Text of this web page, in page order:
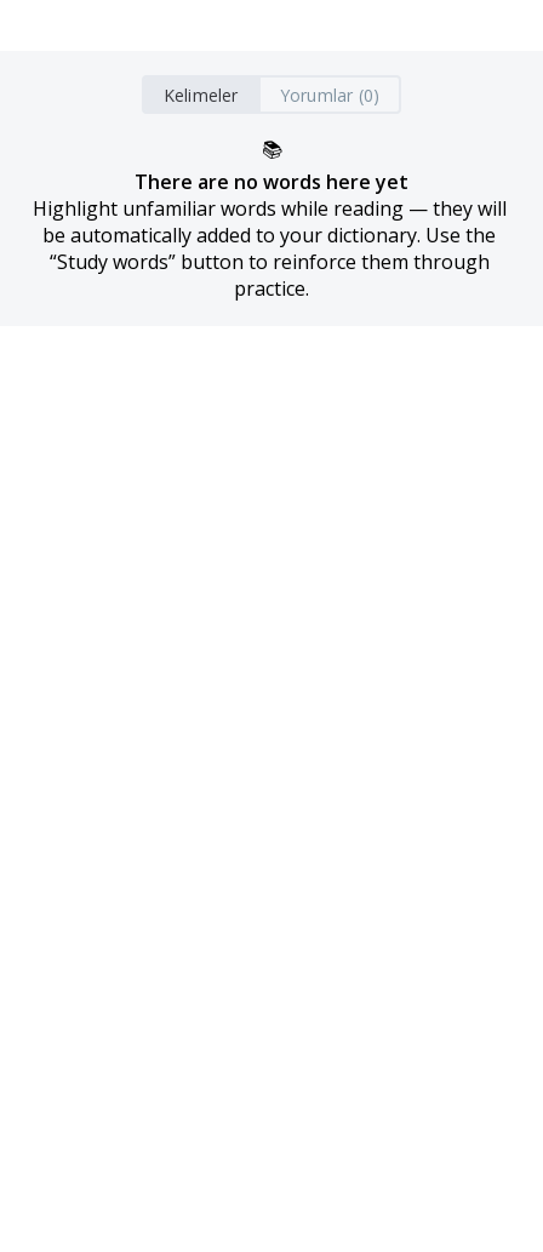
Kelimeler Yorumlar (0)
📚
There are no words here yet
Highlight unfamiliar words while reading — they will
be automatically added to your dictionary. Use the
“Study words” button to reinforce them through
practice.